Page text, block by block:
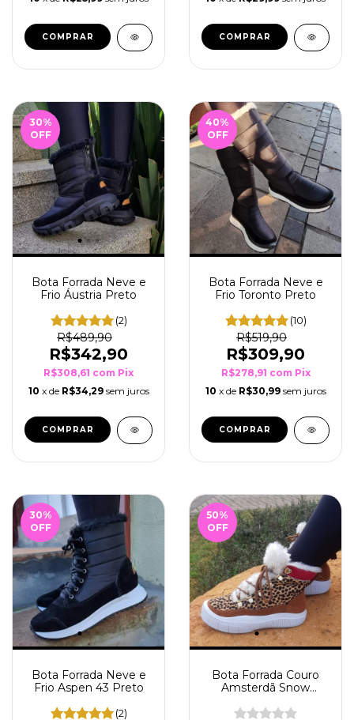
COMPRAR COMPRAR
30%
OFF
Bota Forrada Neve e
Frio Áustria Preto
(2)
R$489,90
R$342,90
R$308,61 com Pix
10 x de R$34,29 sem juros
COMPRAR
40%
OFF
Bota Forrada Neve e
Frio Toronto Preto
(10)
R$519,90
R$309,90
R$278,91 com Pix
10 x de R$30,99 sem juros
COMPRAR
30%
OFF
Bota Forrada Neve e
Frio Aspen 43 Preto
(2)
50%
OFF
Bota Forrada Couro
Amsterdã Snow